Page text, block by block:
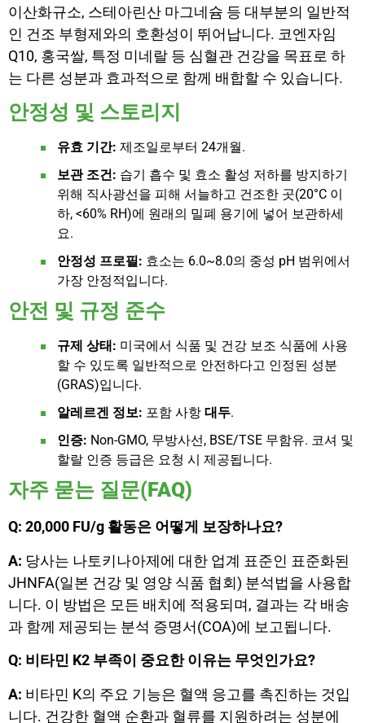
이산화규소, 스테아린산 마그네슘 등 대부분의 일반적
인 건조 부형제와의 호환성이 뛰어납니다. 코엔자임
Q10, 홍국쌀, 특정 미네랄 등 심혈관 건강을 목표로 하
는 다른 성분과 효과적으로 함께 배합할 수 있습니다.
안정성 및 스토리지
유효 기간: 제조일로부터 24개월.
보관 조건: 습기 흡수 및 효소 활성 저하를 방지하기
위해 직사광선을 피해 서늘하고 건조한 곳(20°C 이
하, <60% RH)에 원래의 밀폐 용기에 넣어 보관하세
요.
안정성 프로필: 효소는 6.0~8.0의 중성 pH 범위에서
가장 안정적입니다.
안전 및 규정 준수
규제 상태: 미국에서 식품 및 건강 보조 식품에 사용
할 수 있도록 일반적으로 안전하다고 인정된 성분
(GRAS)입니다.
알레르겐 정보: 포함 사항 대두.
인증: Non-GMO, 무방사선, BSE/TSE 무함유. 코셔 및
할랄 인증 등급은 요청 시 제공됩니다.
자주 묻는 질문(FAQ)
Q: 20,000 FU/g 활동은 어떻게 보장하나요?
A: 당사는 나토키나아제에 대한 업계 표준인 표준화된
JHNFA(일본 건강 및 영양 식품 협회) 분석법을 사용합
니다. 이 방법은 모든 배치에 적용되며, 결과는 각 배송
과 함께 제공되는 분석 증명서(COA)에 보고됩니다.
Q: 비타민 K2 부족이 중요한 이유는 무엇인가요?
A: 비타민 K의 주요 기능은 혈액 응고를 촉진하는 것입
니다. 건강한 혈액 순환과 혈류를 지원하려는 성분에